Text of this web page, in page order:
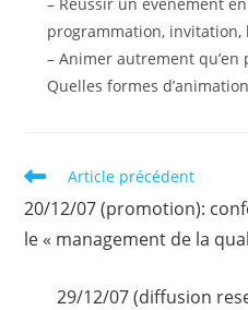
programmation,
– Animer autrement qu’en
Quelles formes
Read
articles
Article précédent
20/12/07 (promotion):
le « management de la
29/12/07 (diffusion